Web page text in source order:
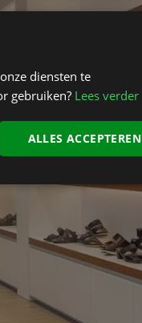
diensten te
gebruiken? Lees verder
ALLES ACCEPTEREN